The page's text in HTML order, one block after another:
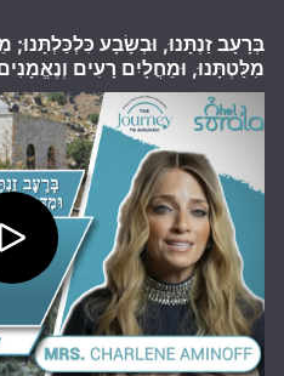
בְּרָעָב זַנְתָּנוּ, וּבְשָׂבָע כִּלְכַּלְתָּנוּ;
מִלַּטְתָּנוּ, וּמֵחֳלָיִם רָעִים